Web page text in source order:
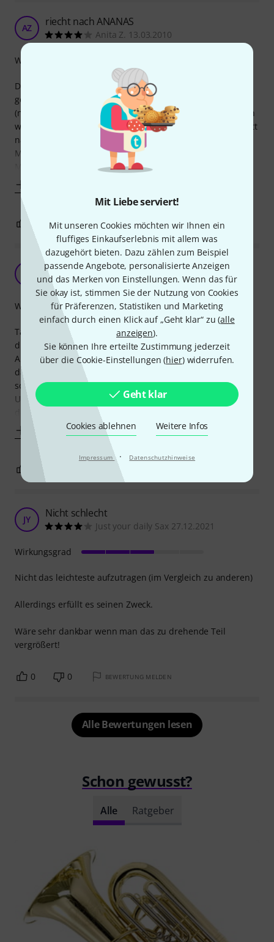
Mit Liebe serviert!
Mit unseren Cookies möchten wir Ihnen ein
fluffiges Einkaufserlebnis mit allem was
dazugehört bieten. Dazu zählen zum Beispiel
passende Angebote, personalisierte Anzeigen
und das Merken von Einstellungen. Wenn das für
Sie okay ist, stimmen Sie der Nutzung von Cookies
für Präferenzen, Statistiken und Marketing
einfach durch einen Klick auf „Geht klar“ zu (alle
anzeigen).
Sie können Ihre erteilte Zustimmung jederzeit
über die Cookie-Einstellungen (hier) widerrufen.
Geht klar
Cookies ablehnen Weitere Infos
Impressum · Datenschutzhinweise
AZ riecht nach ANANAS
Anita Z. 13.03.2010
Das Korkfett in diesem Stift finde ich nicht besonders
geschmeidig, ich fahre jetzt noch mehrmals über meinen
(neuen) Kork. Nach einiger Zeit brauchts ja eh nur noch ein
wenig Fett, dann passt das schon. Außerdem riecht das Fett
nach Ananas. Njaaaa, nicht mein Ding aber wems gefällt.
Mir isser ein bissl unsympathisch und ich werd nächstes
Mal doch wieder einen etwas
Wirkungsgrad
2 0 BEWERTUNG MELDEN
Geht so
Peter Abraham 24.08.2022
Tatsächlich ist dieser Stick ein nettes Item. Man macht sich
die Finger nicht fettig und schön klein ist er auch.
ABER man muss ihn schon echt dauernd auftragen...
dadurch, dass man das Fett nie in den Korken einmassiert,
sondern nur draufschmiert, ist die Wirkung echt nicht gut.
Und selbst wenn man sich die Mühe macht, das Fett nach
dem auftragen gründlich zu
Mehr anzeigen
Wirkungsgrad
BEWERTUNG MELDEN
JY Nicht schlecht
Just your daily Sax 27.12.2021
Nicht das leichteste aufzutragen (im Vergleich zu anderen)
Allerdings erfüllt es seinen Zweck.
Wäre sehr dankbar wenn man das zu drehende Teil
vergrößert!
Wirkungsgrad
0 0 BEWERTUNG MELDEN
Alle Bewertungen lesen
Schon gewusst?
Alle Ratgeber